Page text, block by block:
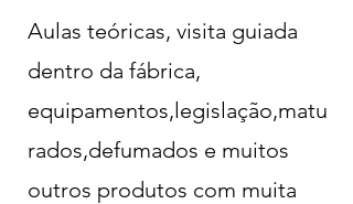
Aulas teóricas, visita guiada
dentro da fábrica,
equipamentos,legislação,matu
rados,defumados e muitos
outros produtos com muita